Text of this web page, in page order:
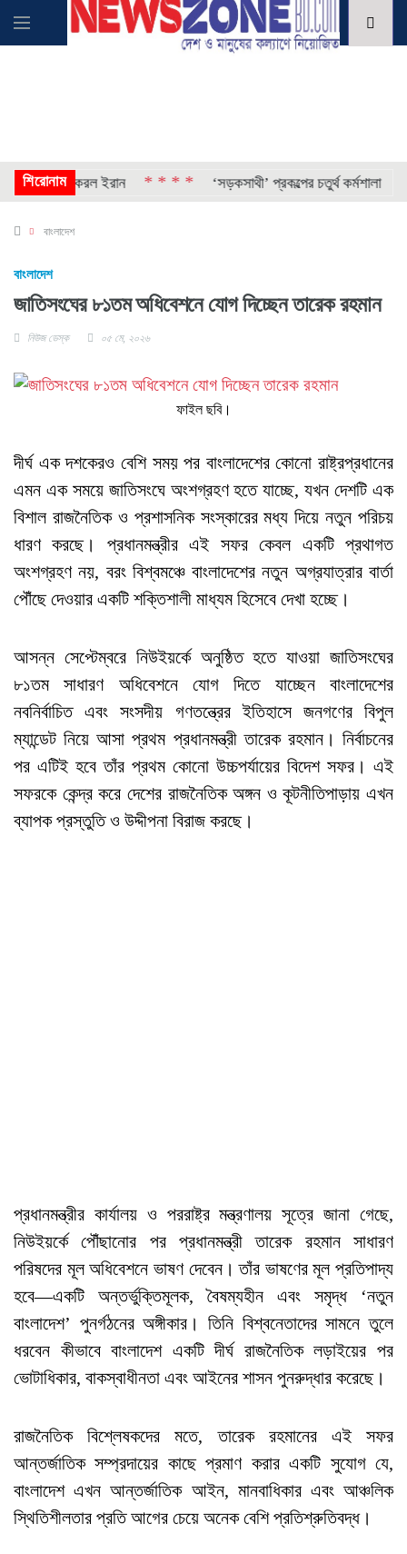
শিরোনামকরল ইরান * * * * ‘সড়কসাথী’ প্রকল্পের চতুর্থ কর্মশালা * *
বাংলাদেশ
বাংলাদেশ
জাতিসংঘের ৮১তম অধিবেশনে যোগ দিচ্ছেন তারেক রহমান
নিউজ ডেস্ক ০৫ মে, ২০২৬
ফাইল ছবি।
দীর্ঘ এক দশকেরও বেশি সময় পর বাংলাদেশের কোনো রাষ্ট্রপ্রধানের
এমন এক সময়ে জাতিসংঘে অংশগ্রহণ হতে যাচ্ছে, যখন দেশটি এক
বিশাল রাজনৈতিক ও প্রশাসনিক সংস্কারের মধ্য দিয়ে নতুন পরিচয়
ধারণ করছে। প্রধানমন্ত্রীর এই সফর কেবল একটি প্রথাগত
অংশগ্রহণ নয়, বরং বিশ্বমঞ্চে বাংলাদেশের নতুন অগ্রযাত্রার বার্তা
পৌঁছে দেওয়ার একটি শক্তিশালী মাধ্যম হিসেবে দেখা হচ্ছে।
আসন্ন সেপ্টেম্বরে নিউইয়র্কে অনুষ্ঠিত হতে যাওয়া জাতিসংঘের
৮১তম সাধারণ অধিবেশনে যোগ দিতে যাচ্ছেন বাংলাদেশের
নবনির্বাচিত এবং সংসদীয় গণতন্ত্রের ইতিহাসে জনগণের বিপুল
ম্যান্ডেট নিয়ে আসা প্রথম প্রধানমন্ত্রী তারেক রহমান। নির্বাচনের
পর এটিই হবে তাঁর প্রথম কোনো উচ্চপর্যায়ের বিদেশ সফর। এই
সফরকে কেন্দ্র করে দেশের রাজনৈতিক অঙ্গন ও কূটনীতিপাড়ায় এখন
ব্যাপক প্রস্তুতি ও উদ্দীপনা বিরাজ করছে।
প্রধানমন্ত্রীর কার্যালয় ও পররাষ্ট্র মন্ত্রণালয় সূত্রে জানা গেছে,
নিউইয়র্কে পৌঁছানোর পর প্রধানমন্ত্রী তারেক রহমান সাধারণ
পরিষদের মূল অধিবেশনে ভাষণ দেবেন। তাঁর ভাষণের মূল প্রতিপাদ্য
হবে—একটি অন্তর্ভুক্তিমূলক, বৈষম্যহীন এবং সমৃদ্ধ ‘নতুন
বাংলাদেশ’ পুনর্গঠনের অঙ্গীকার। তিনি বিশ্বনেতাদের সামনে তুলে
ধরবেন কীভাবে বাংলাদেশ একটি দীর্ঘ রাজনৈতিক লড়াইয়ের পর
ভোটাধিকার, বাকস্বাধীনতা এবং আইনের শাসন পুনরুদ্ধার করেছে।
রাজনৈতিক বিশ্লেষকদের মতে, তারেক রহমানের এই সফর
আন্তর্জাতিক সম্প্রদায়ের কাছে প্রমাণ করার একটি সুযোগ যে,
বাংলাদেশ এখন আন্তর্জাতিক আইন, মানবাধিকার এবং আঞ্চলিক
স্থিতিশীলতার প্রতি আগের চেয়ে অনেক বেশি প্রতিশ্রুতিবদ্ধ।